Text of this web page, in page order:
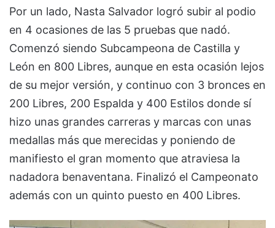
Por un lado, Nasta Salvador logró subir al podio
en 4 ocasiones de las 5 pruebas que nadó.
Comenzó siendo Subcampeona de Castilla y
León en 800 Libres, aunque en esta ocasión lejos
de su mejor versión, y continuo con 3 bronces en
200 Libres, 200 Espalda y 400 Estilos donde sí
hizo unas grandes carreras y marcas con unas
medallas más que merecidas y poniendo de
manifiesto el gran momento que atraviesa la
nadadora benaventana. Finalizó el Campeonato
además con un quinto puesto en 400 Libres.